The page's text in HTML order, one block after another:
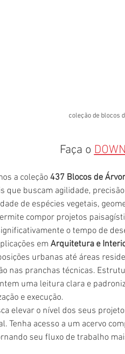
coleção de blocos
Faça o
a coleção 437 Blocos de
que buscam agilidade,
de espécies vegetais,
compor projetos
o tempo de
em Arquitetura e
urbanas até áreas
nas pranchas técnicas.
uma leitura clara e
e execução.
elevar o nível dos seus
Tenha acesso a um acervo
seu fluxo de trabalho